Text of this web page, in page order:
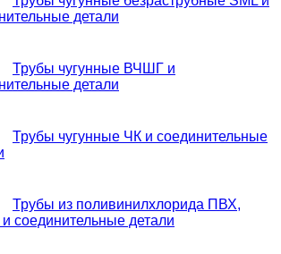
детали
Трубы чугунные ВЧШГ и
детали
Трубы чугунные ЧК и соединительные
Трубы из поливинилхлорида ПВХ,
соединительные детали